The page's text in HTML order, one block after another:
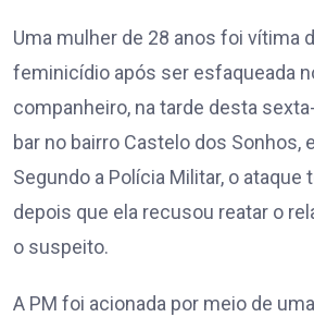
Uma mulher de 28 anos foi vítima
feminicídio após ser esfaqueada
companheiro, na tarde desta
bar no bairro Castelo dos Sonhos,
Segundo a Polícia Militar, o ataque
depois que ela recusou reatar o
o suspeito.
A PM foi acionada por meio de